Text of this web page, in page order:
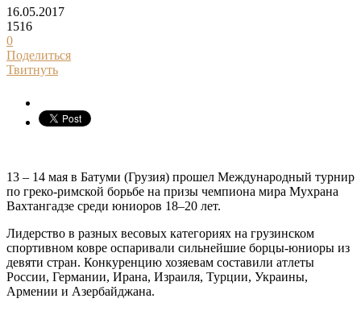
16.05.2017
1516
0
Поделиться
Твитнуть
13 – 14 мая в Батуми (Грузия) прошел Международный турнир
по греко-римской борьбе на призы чемпиона мира Мухрана
Вахтангадзе среди юниоров 18–20 лет.
Лидерство в разных весовых категориях на грузинском
спортивном ковре оспаривали сильнейшие борцы-юниоры из
девяти стран. Конкуренцию хозяевам составили атлеты
России, Германии, Ирана, Израиля, Турции, Украины,
Армении и Азербайджана.